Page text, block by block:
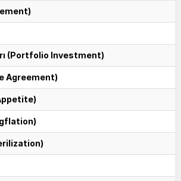
(Portfolio Investment)
Agreement)